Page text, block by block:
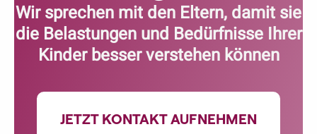
Wir sprechen mit den Eltern, damit sie
die Belastungen und Bedürfnisse Ihrer
Kinder besser verstehen können
JETZT KONTAKT AUFNEHMEN